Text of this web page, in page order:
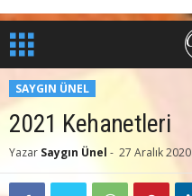
SAYGIN ÜNEL
2021 Kehanetleri
Yazar Saygın Ünel - 27 Aralık 2020